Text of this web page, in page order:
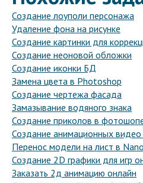
Создание лоуполи персонажа
Удаление фона на рисунке
Создание картинки для
Создание неоновой обложки
Создание иконки БД
Замена цвета в Photoshop
Создание чертежа фасада
Замазывание водяного знака
Создание приколов в
Создание анимационных
Перенос модели на лист в
Создание 2D графики для игр
Заказать 2д анимацию онлайн